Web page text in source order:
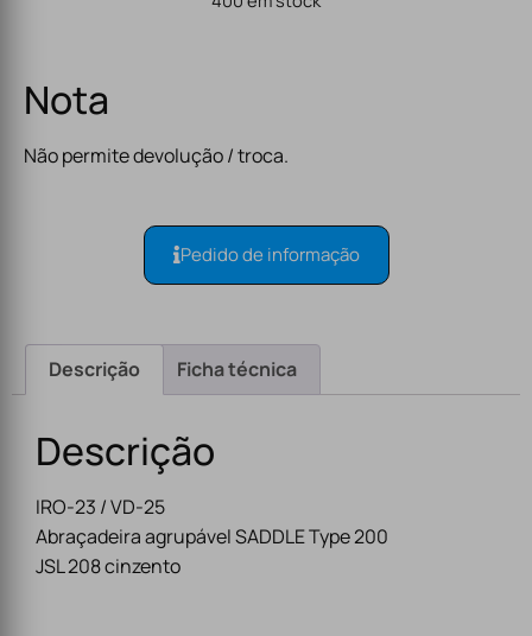
Nota
Não permite devolução / troca.
Pedido de informação
Descrição Ficha técnica
Descrição
IRO-23 / VD-25
Abraçadeira agrupável SADDLE Type 200
JSL 208 cinzento